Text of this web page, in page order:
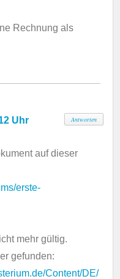
Rechnung als
Uhr
auf dieser
erste-
mehr gültig.
gefunden:
Content/DE/
Antworten